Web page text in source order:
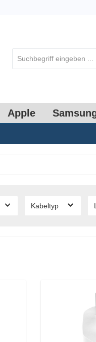
Apple
Kabeltyp